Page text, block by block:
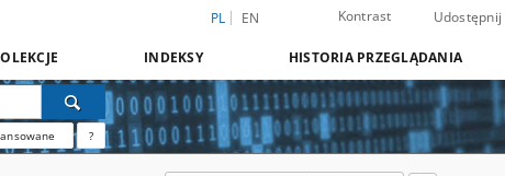
PL EN Kontrast Udostępnij
INDEKSY HISTORIA PRZEGLĄDANIA
?